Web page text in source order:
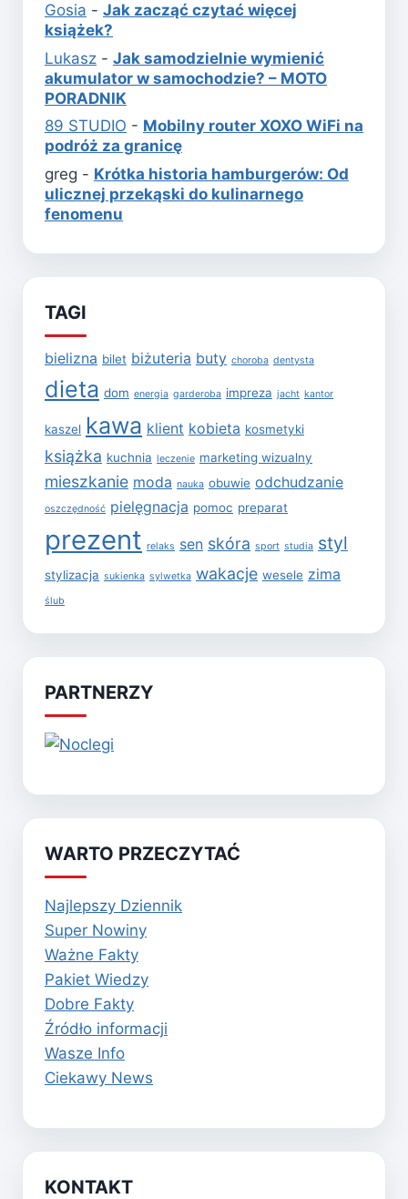
Gosia - Jak zacząć czytać więcej
książek?
Lukasz - Jak samodzielnie wymienić
akumulator w samochodzie? – MOTO
PORADNIK
89 STUDIO - Mobilny router XOXO WiFi na
podróż za granicę
greg - Krótka historia hamburgerów: Od
ulicznej przekąski do kulinarnego
fenomenu
TAGI
bielizna bilet biżuteria buty choroba dentysta
dieta dom energia garderoba impreza jacht kantor
kaszel kawa klient kobieta kosmetyki
książka kuchnia leczenie marketing wizualny
mieszkanie moda nauka obuwie odchudzanie
oszczędność pielęgnacja pomoc preparat
prezent relaks sen skóra sport studia styl
stylizacja sukienka sylwetka wakacje wesele zima
ślub
PARTNERZY
WARTO PRZECZYTAĆ
Najlepszy Dziennik
Super Nowiny
Ważne Fakty
Pakiet Wiedzy
Dobre Fakty
Źródło informacji
Wasze Info
Ciekawy News
KONTAKT